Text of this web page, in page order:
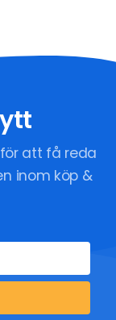
att få reda
inom köp &